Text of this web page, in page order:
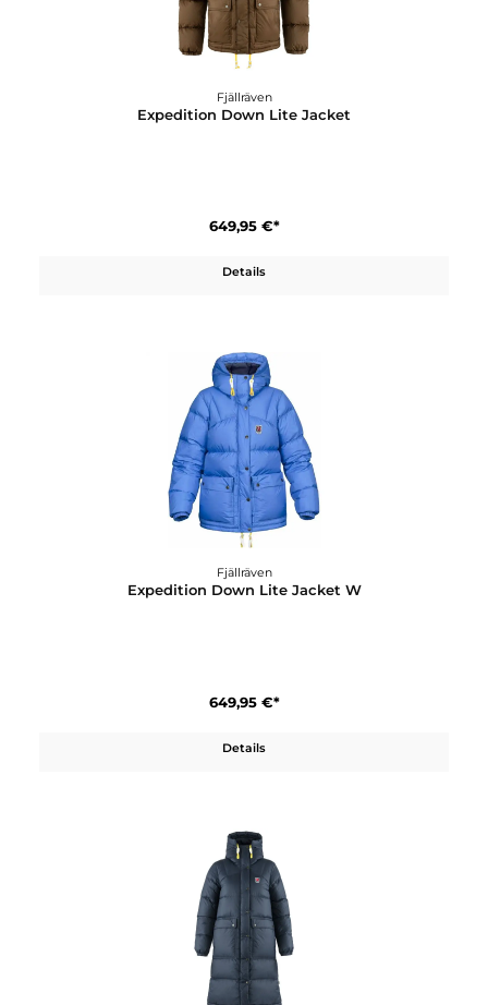
649,95 €*
Details
Fjällräven
Expedition Down Lite Jacket W
649,95 €*